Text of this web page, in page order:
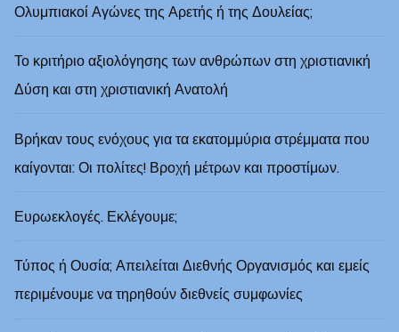
Ολυμπιακοί Αγώνες της Αρετής ή της Δουλείας;
Το κριτήριο αξιολόγησης των ανθρώπων στη χριστιανική
Δύση και στη χριστιανική Ανατολή
Βρήκαν τους ενόχους για τα εκατομμύρια στρέμματα που
καίγονται: Οι πολίτες! Βροχή μέτρων και προστίμων.
Ευρωεκλογές. Εκλέγουμε;
Τύπος ή Ουσία; Απειλείται Διεθνής Οργανισμός και εμείς
περιμένουμε να τηρηθούν διεθνείς συμφωνίες